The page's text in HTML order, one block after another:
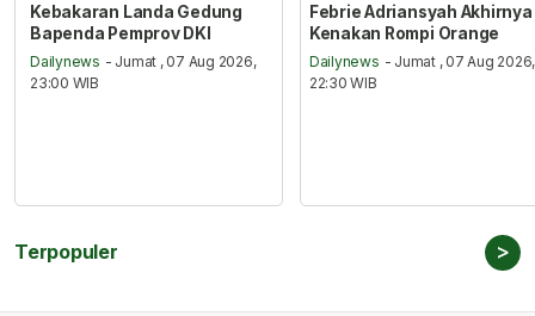
Kebakaran Landa Gedung
Bapenda Pemprov DKI
Dailynews - Jumat , 07 Aug 2026,
23:00 WIB
Febrie Adriansyah Akhirnya
Kenakan Rompi Orange
Dailynews - Jumat , 07 Aug 2026,
22:30 WIB
Terpopuler >